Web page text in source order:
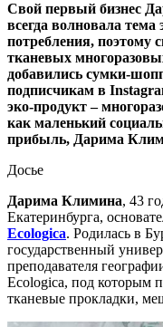
Свой первый бизнес
всегда волновала тема
потребления, поэтому
тканевых
добавились сумки-
подписчикам в
эко-продукт –
как маленький
прибыль, Дарима
Досье
Дарима Климина, 43
Екатеринбурга,
Ecologica. Родилась в
государственный
преподавателя
Ecologica, под которым
тканевые прокладки,